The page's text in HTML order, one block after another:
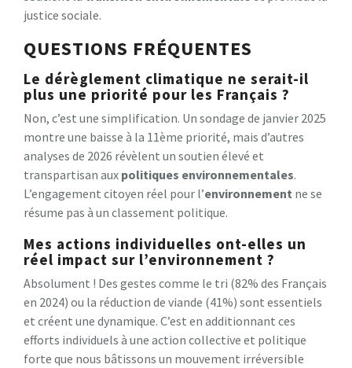
justice sociale.
QUESTIONS FRÉQUENTES
Le dérèglement climatique ne serait-il
plus une priorité pour les Français ?
Non, c’est une simplification. Un sondage de janvier 2025
montre une baisse à la 11ème priorité, mais d’autres
analyses de 2026 révèlent un soutien élevé et
transpartisan aux politiques environnementales.
L’engagement citoyen réel pour l’environnement ne se
résume pas à un classement politique.
Mes actions individuelles ont-elles un
réel impact sur l’environnement ?
Absolument ! Des gestes comme le tri (82% des Français
en 2024) ou la réduction de viande (41%) sont essentiels
et créent une dynamique. C’est en additionnant ces
efforts individuels à une action collective et politique
forte que nous bâtissons un mouvement irréversible